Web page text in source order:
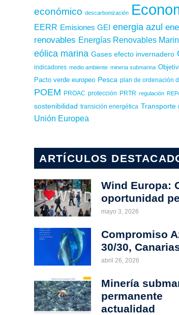
económico descarbonización
EERR Emisiones GEI energia azul
renovables Energías Renovables
eólica marina Gases efecto invernadero
indicadores medio ambiente mineria submarina
Pacto verde europeo Pesca plan de ordenación
POEM PROAC protección PRTR regulación
sostenibilidad transición energética Transporte
Unión Europea
ARTÍCULOS
Wind Europa:
oportunidad
mayo 3, 2026
Compromiso
30/30,
abril 26, 2026
Minería
permanente
actualidad